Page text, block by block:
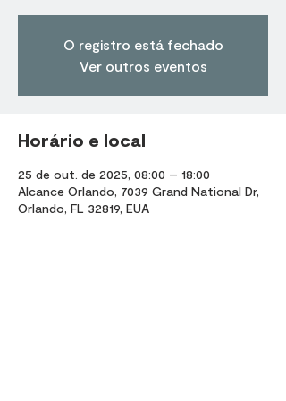
O registro está fechado
Ver outros eventos
Horário e local
25 de out. de 2025, 08:00 – 18:00
Alcance Orlando, 7039 Grand National Dr,
Orlando, FL 32819, EUA